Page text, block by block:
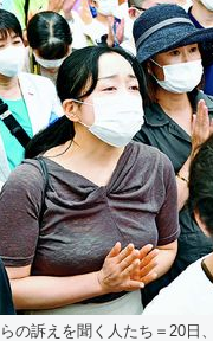
の訴えを聞く人たち＝20日、